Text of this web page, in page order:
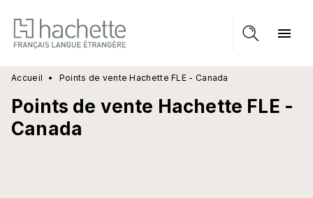
MENU RECHERCHE
CONTENU
PIED DE PAGE
menu
Accueil • Points de vente Hachette FLE - Canada
Points de vente Hachette FLE -
Canada